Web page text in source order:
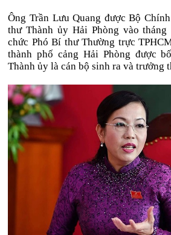
Ông Trần Lưu Quang được Bộ
thư Thành ủy Hải Phòng vào
chức Phó Bí thư Thường trực
thành phố cảng Hải Phòng được
Thành ủy là cán bộ sinh ra và trưởng